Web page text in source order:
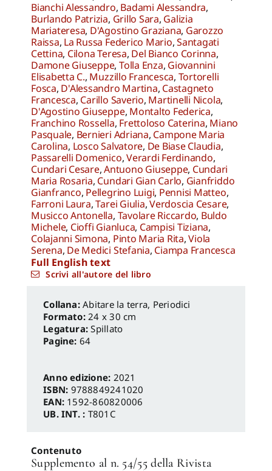
Bianchi Alessandro, Badami Alessandra,
Burlando Patrizia, Grillo Sara, Galizia
Mariateresa, D'Agostino Graziana, Garozzo
Raissa, La Russa Federico Mario,Santagati
Cettina, Cilona Teresa, Del Bianco Corinna,
Damone Giuseppe, Tolla Enza, Giovannini
Elisabetta C., Muzzillo Francesca, Tortorelli
Fosca, D'Alessandro Martina, Castagneto
Francesca, Carillo Saverio, Martinelli Nicola,
D'Agostino Giuseppe, Montalto Federica,
Franchino Rossella, Frettoloso Caterina, Miano
Pasquale, Bernieri Adriana, Campone Maria
Carolina, Losco Salvatore, De Biase Claudia,
Passarelli Domenico,Verardi Ferdinando,
Cundari Cesare,Antuono Giuseppe, Cundari
Maria Rosaria, Cundari Gian Carlo, Gianfriddo
Gianfranco, Pellegrino Luigi, Pennisi Matteo,
Farroni Laura,Tarei Giulia,Verdoscia Cesare,
Musicco Antonella, Tavolare Riccardo, Buldo
Michele, Cioffi Gianluca, Campisi Tiziana,
Colajanni Simona, Pinto Maria Rita,Viola
Serena, De Medici Stefania, Ciampa Francesca
Full English text
Scrivi all'autore del libro
Abitare la terra, Periodici
Formato: 24 x 30 cm
Legatura:Spillato
Pagine: 64
Anno edizione: 2021
ISBN: 9788849241020
EAN: 1592-860820006
UB. INT. : T801C
Contenuto
Supplemento al n. 54/55 della Rivista